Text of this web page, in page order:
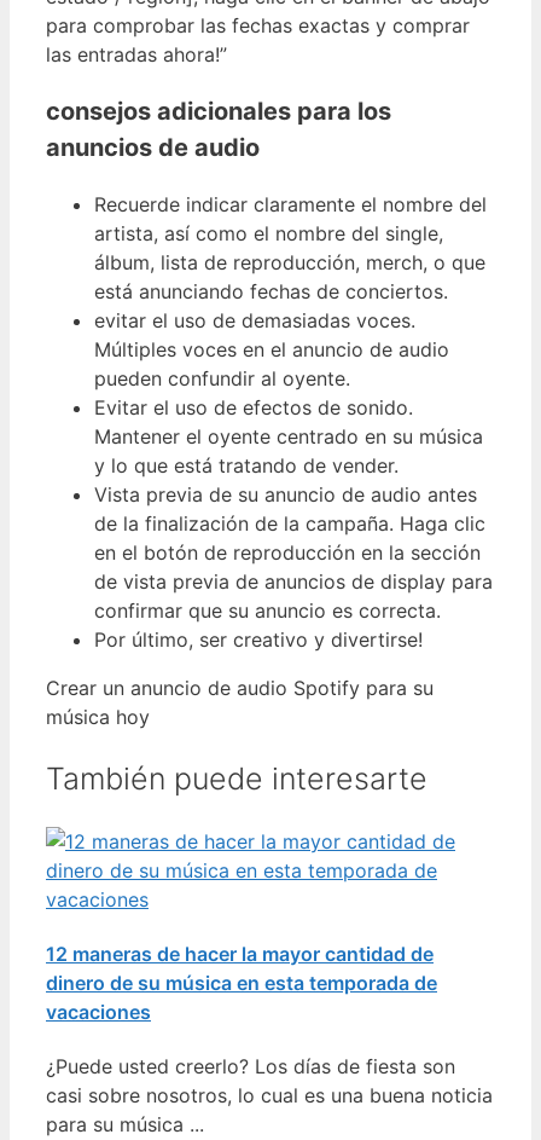
para comprobar las fechas exactas y comprar
las entradas ahora!”
consejos adicionales para los
anuncios de audio
Recuerde indicar claramente el nombre del
artista, así como el nombre del single,
álbum, lista de reproducción, merch, o que
está anunciando fechas de conciertos.
evitar el uso de demasiadas voces.
Múltiples voces en el anuncio de audio
pueden confundir al oyente.
Evitar el uso de efectos de sonido.
Mantener el oyente centrado en su música
y lo que está tratando de vender.
Vista previa de su anuncio de audio antes
de la finalización de la campaña. Haga clic
en el botón de reproducción en la sección
de vista previa de anuncios de display para
confirmar que su anuncio es correcta.
Por último, ser creativo y divertirse!
Crear un anuncio de audio Spotify para su
música hoy
También puede interesarte
12 maneras de hacer la mayor cantidad de
dinero de su música en esta temporada de
vacaciones
¿Puede usted creerlo? Los días de fiesta son
casi sobre nosotros, lo cual es una buena noticia
para su música ...